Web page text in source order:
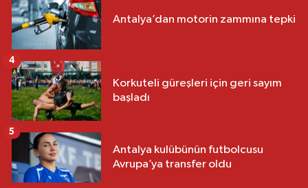
Antalya’dan motorin zammına tepki
Korkuteli güreşleri için geri sayım
başladı
4
Antalya kulübünün futbolcusu
Avrupa’ya transfer oldu
5